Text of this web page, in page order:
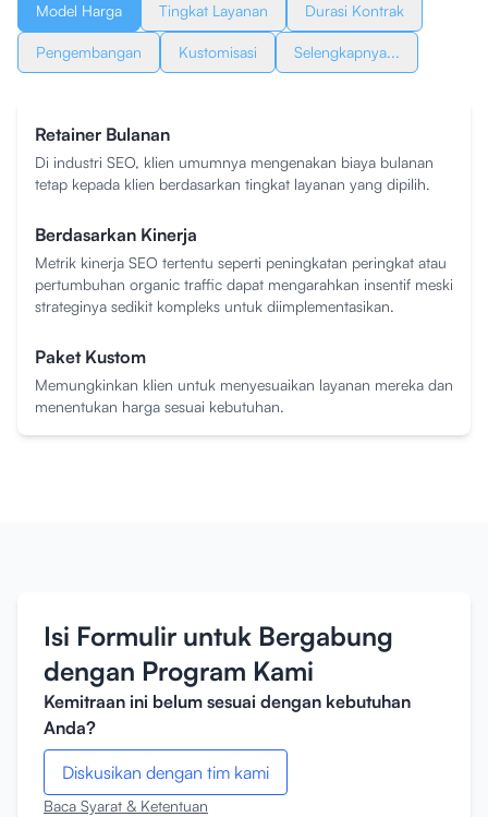
Model Harga Tingkat Layanan Durasi Kontrak
Pengembangan Kustomisasi Selengkapnya...
Retainer Bulanan
Di industri SEO, klien umumnya mengenakan biaya bulanan
tetap kepada klien berdasarkan tingkat layanan yang dipilih.
Berdasarkan Kinerja
Metrik kinerja SEO tertentu seperti peningkatan peringkat atau
pertumbuhan organic traffic dapat mengarahkan insentif meski
strateginya sedikit kompleks untuk diimplementasikan.
Paket Kustom
Memungkinkan klien untuk menyesuaikan layanan mereka dan
menentukan harga sesuai kebutuhan.
Isi Formulir untuk Bergabung
dengan Program Kami
Kemitraan ini belum sesuai dengan kebutuhan
Anda?
Diskusikan dengan tim kami
Baca Syarat & Ketentuan